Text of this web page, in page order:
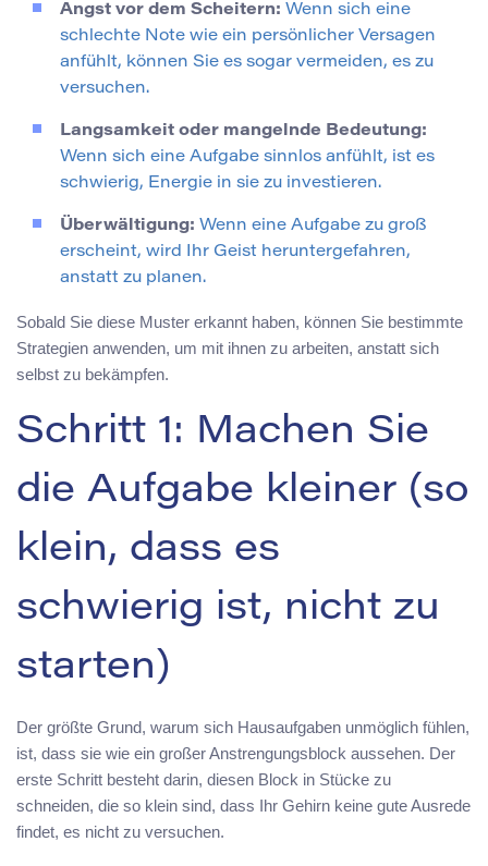
Angst vor dem Scheitern: Wenn sich eine
schlechte Note wie ein persönlicher Versagen
anfühlt, können Sie es sogar vermeiden, es zu
versuchen.
Langsamkeit oder mangelnde Bedeutung:
Wenn sich eine Aufgabe sinnlos anfühlt, ist es
schwierig, Energie in sie zu investieren.
Überwältigung: Wenn eine Aufgabe zu groß
erscheint, wird Ihr Geist heruntergefahren,
anstatt zu planen.
Sobald Sie diese Muster erkannt haben, können Sie bestimmte
Strategien anwenden, um mit ihnen zu arbeiten, anstatt sich
selbst zu bekämpfen.
Schritt 1: Machen Sie
die Aufgabe kleiner (so
klein, dass es
schwierig ist, nicht zu
starten)
Der größte Grund, warum sich Hausaufgaben unmöglich fühlen,
ist, dass sie wie ein großer Anstrengungsblock aussehen. Der
erste Schritt besteht darin, diesen Block in Stücke zu
schneiden, die so klein sind, dass Ihr Gehirn keine gute Ausrede
findet, es nicht zu versuchen.